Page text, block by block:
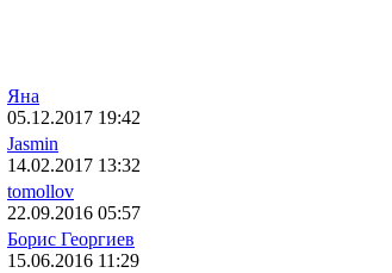
Яна
05.12.2017 19:42
Jasmin
14.02.2017 13:32
tomollov
22.09.2016 05:57
Борис Георгиев
15.06.2016 11:29